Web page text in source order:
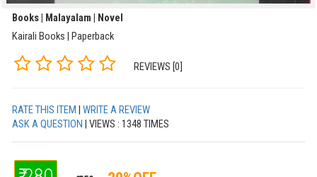
Books | Malayalam | Novel
Kairali Books | Paperback
REVIEWS [0]
RATE THIS ITEM
WRITE A REVIEW
ASK A QUESTION
| VIEWS : 1348 TIMES